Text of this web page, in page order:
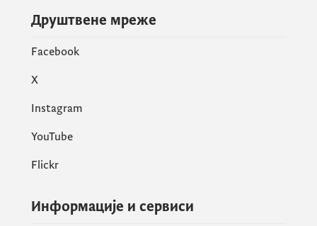
Друштвене мреже
Facebook
X
Instagram
YouTube
Flickr
Информације и сервиси